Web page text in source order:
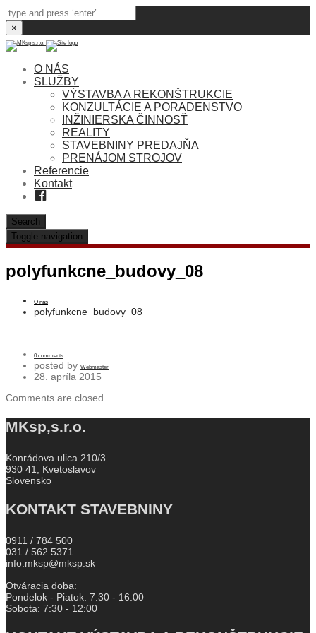
×
O NÁS
SLUŽBY
VÝSTAVBA A REKONŠTRUKCIE
KONZULTÁCIE A PORADENSTVO
INŽINIERSKA ČINNOSŤ
REALITY
STAVEBNINY PREDAJŇA
PRENÁJOM STROJOV
Referencie
Kontakt
Facebook
Search
Toggle navigation
polyfunkcne_budovy_08
O nás
polyfunkcne_budovy_08
0 comments
posted by Webmaster
28. apríla 2015
Comments are closed.
MKsp,s.r.o.
Konrádova ulica 210/3
930 41, Kvetoslavov
Slovensko
KONTAKT STAVEBNINY
0911 / 784 500
031 / 562 5371
info.mksp@mksp.sk
Otváracia doba:
Pondelok - Piatok: 7:30 - 16:00
Sobota: 7:30 - 12:00